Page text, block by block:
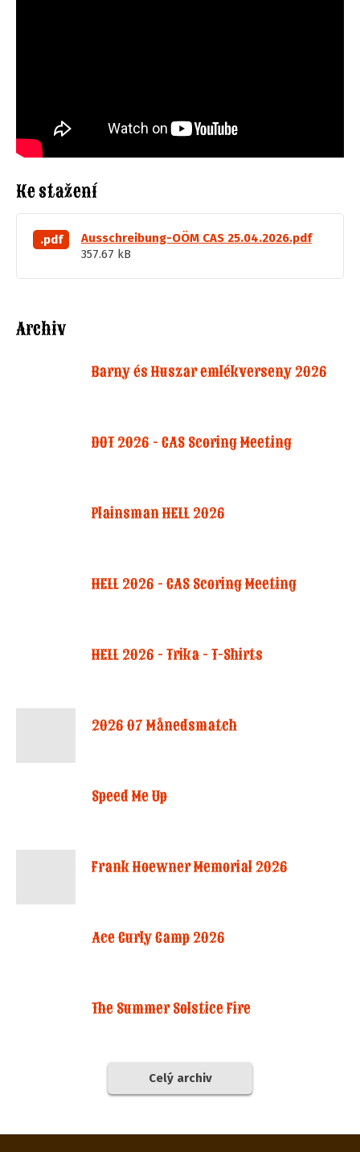
Ke stažení
.pdf
Ausschreibung-OÖM CAS 25.04.2026.pdf
357.67 kB
Archiv
Barny és Huszar emlékverseny 2026
DOT 2026 - CAS Scoring Meeting
Plainsman HELL 2026
HELL 2026 - CAS Scoring Meeting
HELL 2026 - Trika - T-Shirts
2026 07 Månedsmatch
Speed Me Up
Frank Hoewner Memorial 2026
Ace Curly Camp 2026
The Summer Solstice Fire
Celý archiv